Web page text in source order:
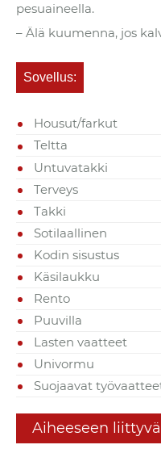
pesuaineella.
– Älä kuumenna, jos
Sovellus:
Housut/farkut
Teltta
Untuvatakki
Terveys
Takki
Sotilaallinen
Kodin sisustus
Käsilaukku
Rento
Puuvilla
Lasten vaatteet
Univormu
Suojaavat
Aiheeseen